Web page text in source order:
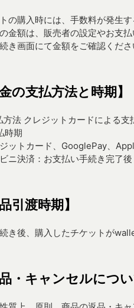
の購入時には、手数料が発生す
金額は、販売者の設定やお支
き画面にて金額をご確認くださ
金の支払方法と時期】
方法 クレジットカードによる
時期
ジットカード、GooglePay、
ニ決済：お支払い手続き完了後
引渡時期】
き後、購入したチケットが
品・キャンセルについ